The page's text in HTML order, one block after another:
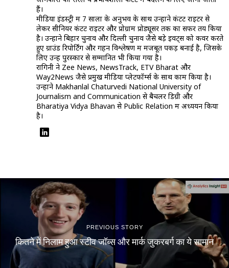
हैं।
मीडिया इंडस्ट्री में 7 सालों के अनुभव के साथ उन्होंने कंटेंट राइटर से
लेकर सीनियर कंटेंट राइटर और प्रोग्राम प्रोड्यूसर तक का सफर तय किया
है। उन्होंने बिहार चुनाव और दिल्ली चुनाव जैसे बड़े इवेंट्स को कवर करते
हुए ग्राउंड रिपोर्टिंग और गहन विश्लेषण में मजबूत पकड़ बनाई है, जिसके
लिए उन्हें पुरस्कार से सम्मानित भी किया गया है।
रागिनी ने Zee News, NewsTrack, ETV Bharat और
Way2News जैसे प्रमुख मीडिया प्लेटफॉर्म्स के साथ काम किया है।
उन्होंने Makhanlal Chaturvedi National University of
Journalism and Communication से बैचलर डिग्री और
Bharatiya Vidya Bhavan से Public Relation में अध्ययन किया
है।
PREVIOUS STORY
कितने में निलाम हुआ स्टीव जॉब्स और मार्क जुकरबर्ग का ये सामान